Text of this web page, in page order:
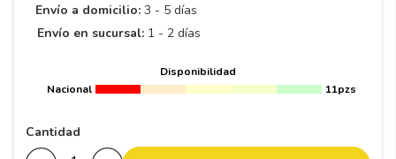
Envío a domicilio: 3 - 5 días
Envío en sucursal: 1 - 2 días
Disponibilidad
Nacional
11pzs
Cantidad